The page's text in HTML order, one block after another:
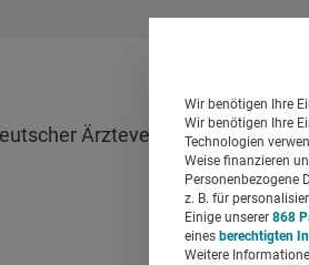
Ärzteverlag
Wir benötigen Ihre
Wir benötigen Ihre
Technologien
Weise finanzieren
Personenbezogene
z. B. für
Einige unserer 868
eines berechtigten
Weitere